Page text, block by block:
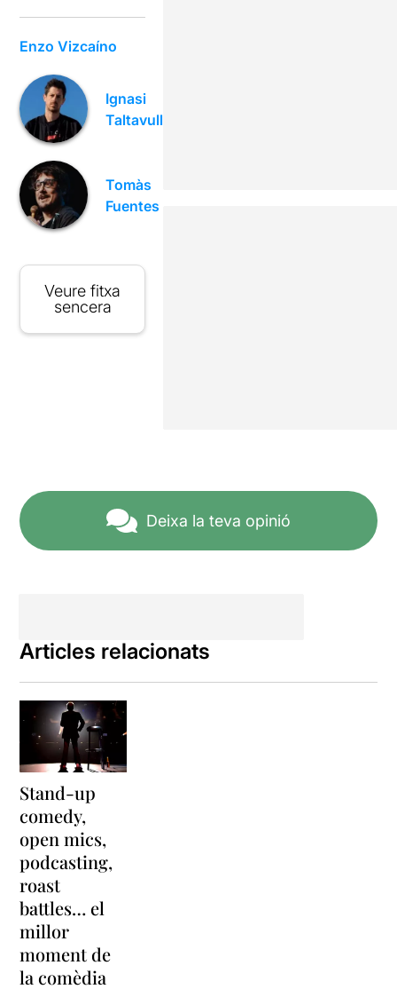
Enzo Vizcaíno
Ignasi
Taltavull
Tomàs
Fuentes
Veure fitxa
sencera
Deixa la teva opinió
Articles relacionats
Stand-up
comedy,
open mics,
podcasting,
roast
battles… el
millor
moment de
la comèdia